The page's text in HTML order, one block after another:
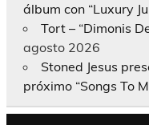
álbum con “Luxury
Tort – “Dimonis
agosto 2026
Stoned Jesus
próximo “Songs To